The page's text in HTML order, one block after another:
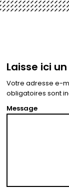
Laisse ici
Votre adresse e-
obligatoires sont
Message